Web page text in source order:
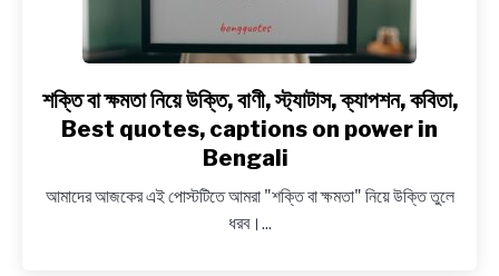
Bengali
link
to
শক্তি
ক্ষমতা
নিয়ে
শক্তি বা ক্ষমতা নিয়ে উক্তি, বাণী, স্ট্যাটাস, ক্যাপশন, কবিতা,
Best quotes, captions on power in
Bengali
আমাদের আজকের এই পোস্টটিতে আমরা "শক্তি বা ক্ষমতা" নিয়ে উক্তি তুলে
ধরব।...